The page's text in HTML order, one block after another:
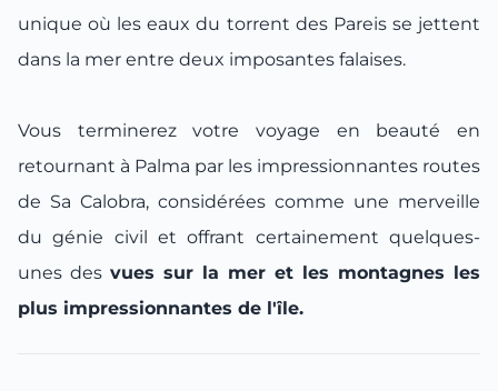
unique où les eaux du torrent des Pareis se jettent
dans la mer entre deux imposantes falaises.
Vous terminerez votre voyage en beauté en
retournant à Palma par les impressionnantes routes
de Sa Calobra, considérées comme une merveille
du génie civil et offrant certainement quelques-
unes des vues sur la mer et les montagnes les
plus impressionnantes de l'île.